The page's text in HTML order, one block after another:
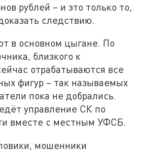
рублей – и это только то,
следствию.
в основном цыгане. По
близкого к
отрабатываются все
фигур – так называемых
пока не добрались.
управление СК по
вместе с местным УФСБ.
мошенники